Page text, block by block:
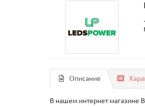
Описание
В нашем интернет магазине